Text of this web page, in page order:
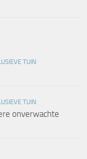
TUIN
TUIN
onverwachte